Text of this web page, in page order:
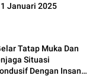
Januari 2025
Tatap Muka Dan
Situasi
Dengan Insan